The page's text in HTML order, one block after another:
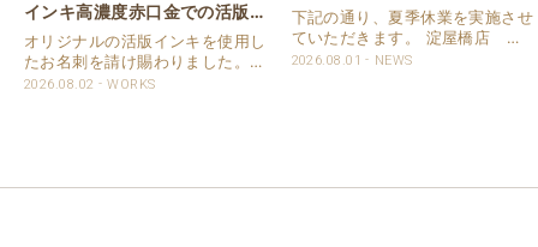
インキ高濃度赤口金での活版名
刺
オリジナルの活版インキを使用し
たお名刺を請け賜わりました。
用紙は新バフン紙Nのきぬを使用
2026.08.02 WORKS
下記の通り、夏季休業を実施させ
ていただきます。 淀屋橋店 通
常営業いたします。 奈良店 8月
2026.08.01 NEWS